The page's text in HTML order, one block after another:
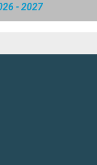
- 2027